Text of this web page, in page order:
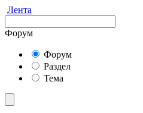
Лента
Форум
Форум
Раздел
Тема